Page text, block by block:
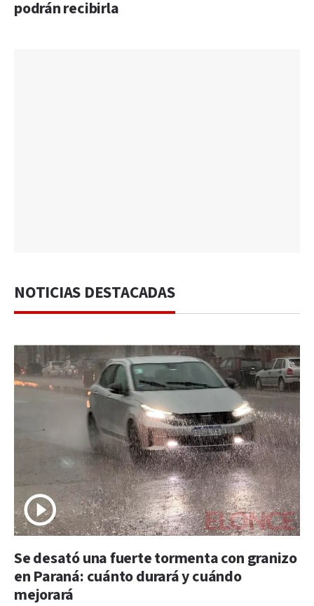
podrán recibirla
NOTICIAS DESTACADAS
Se desató una fuerte tormenta con granizo
en Paraná: cuánto durará y cuándo
mejorará